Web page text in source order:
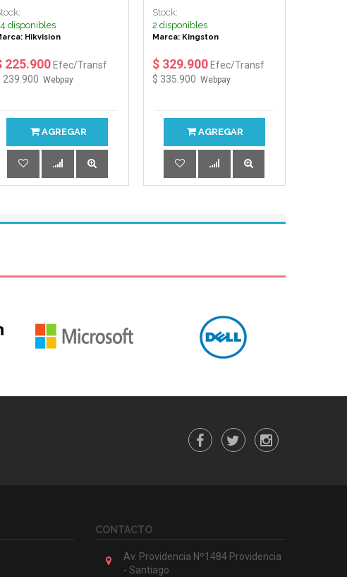
disponibles
Hikvision
225.900 Efec/Transf
239.900 Webpay
AGREGAR
Stock:
2 disponibles
Marca: Kingston
$ 329.900Efec/Transf
$ 335.900 Webpay
AGREGAR
CONTACTO
Av. Providencia Nº1484 Providencia
- Santiago